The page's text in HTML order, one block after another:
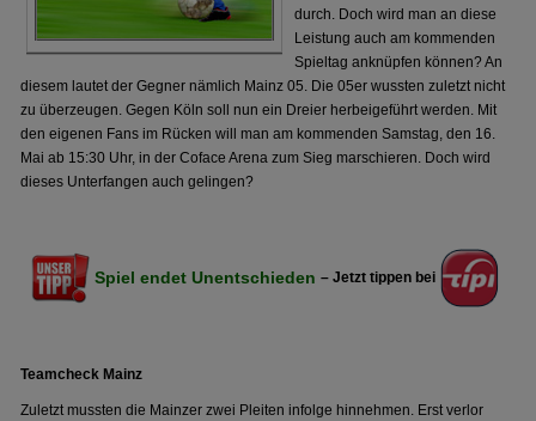
durch. Doch wird man an diese
Leistung auch am kommenden
Spieltag anknüpfen können? An
diesem lautet der Gegner nämlich Mainz 05. Die 05er wussten zuletzt nicht
zu überzeugen. Gegen Köln soll nun ein Dreier herbeigeführt werden. Mit
den eigenen Fans im Rücken will man am kommenden Samstag, den 16.
Mai ab 15:30 Uhr, in der Coface Arena zum Sieg marschieren. Doch wird
dieses Unterfangen auch gelingen?
Spiel endet Unentschieden – Jetzt tippen bei
Teamcheck Mainz
Zuletzt mussten die Mainzer zwei Pleiten infolge hinnehmen. Erst verlor